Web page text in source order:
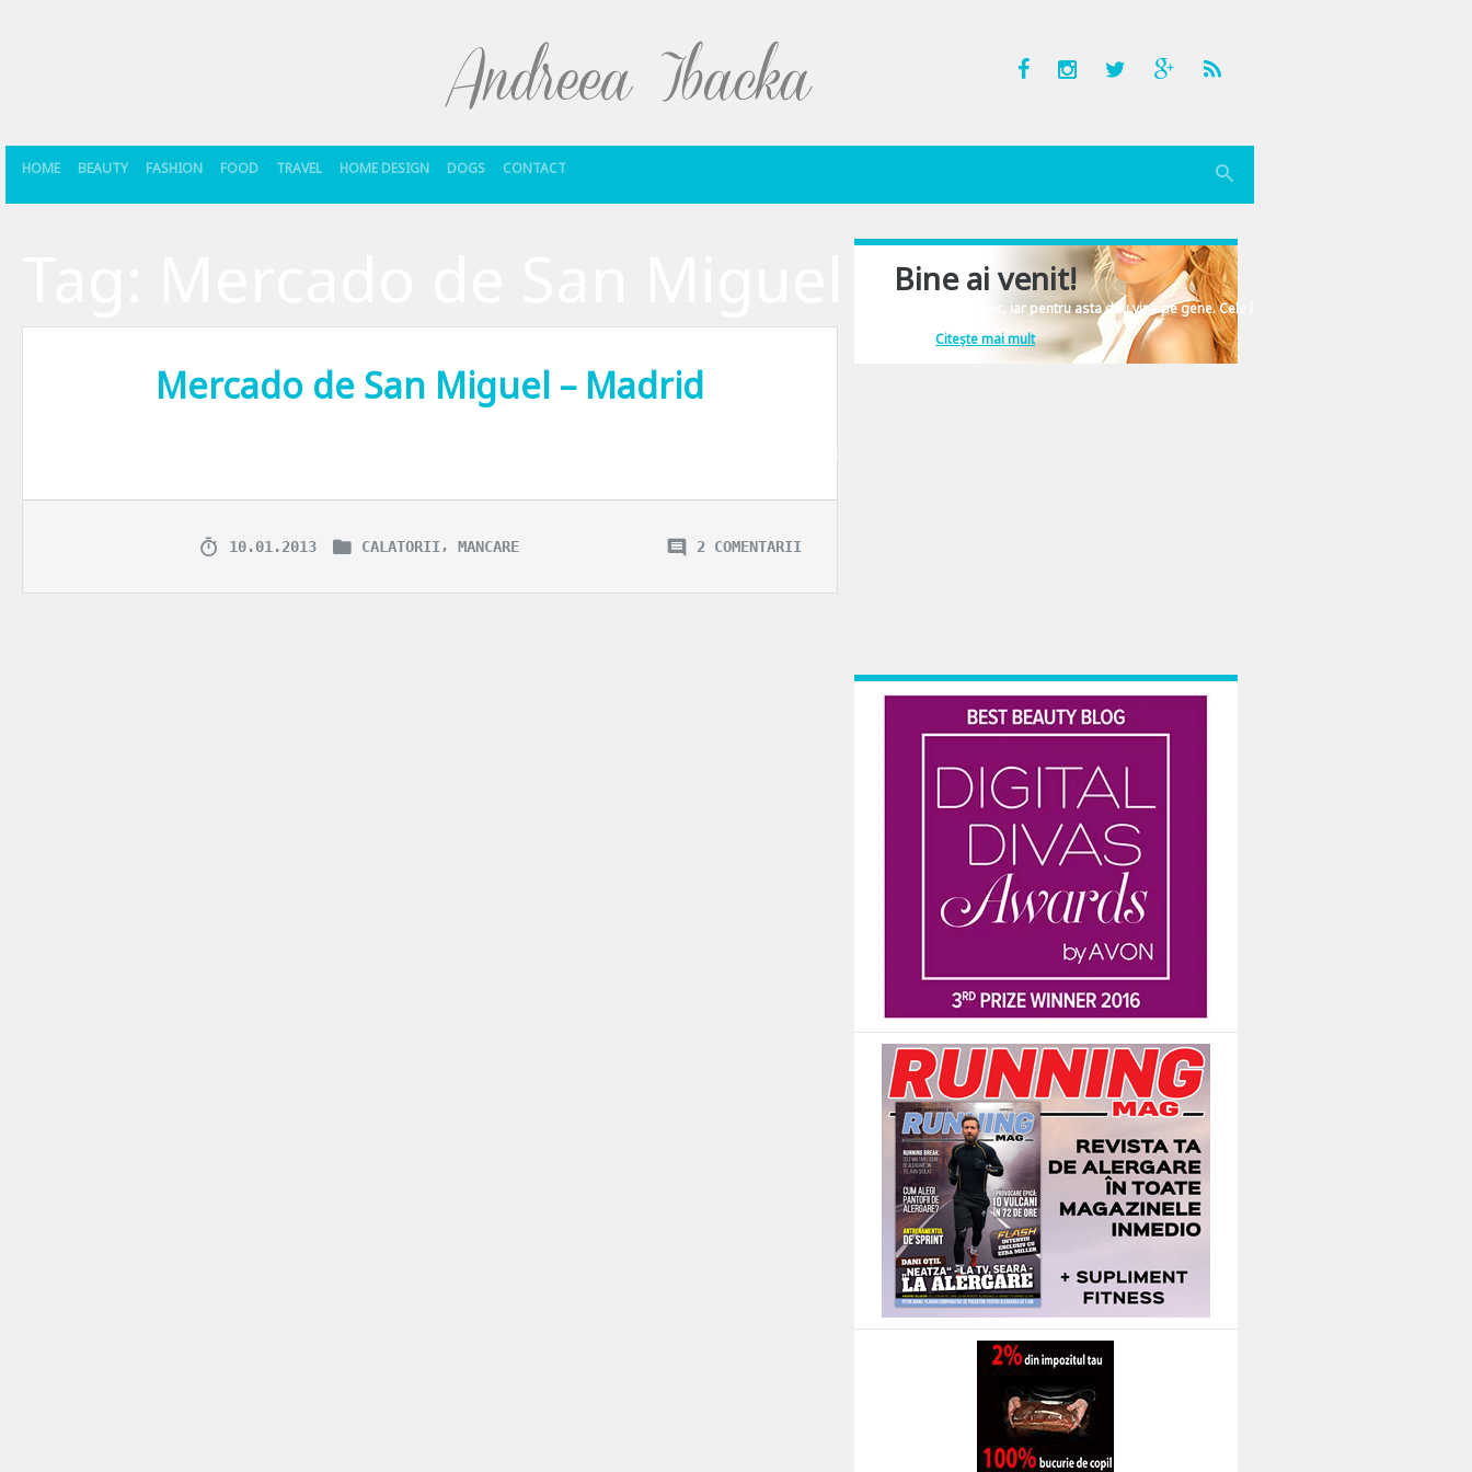
HOME BEAUTY FASHION FOOD TRAVEL HOME DESIGN DOGS CONTACT
Mercado de San Miguel – Madrid
Pentru ca – nu-i asa – totul trece prin stomac, de vreo cateva zile imi doresc sa va povestesc ce-am mancat noi in Spania. Poate ajungeti prin zona si atunci informatia devine utila. Si ca sa fie treaba clara, va spun din
10.01.2013 CALATORII,MANCARE 2 COMENTARII
Bine ai venit!
Îmi place să comunic, iar pentru asta dau vina pe gene. Cele înscrise în ADN-ul femeiesc.
Citește mai mult